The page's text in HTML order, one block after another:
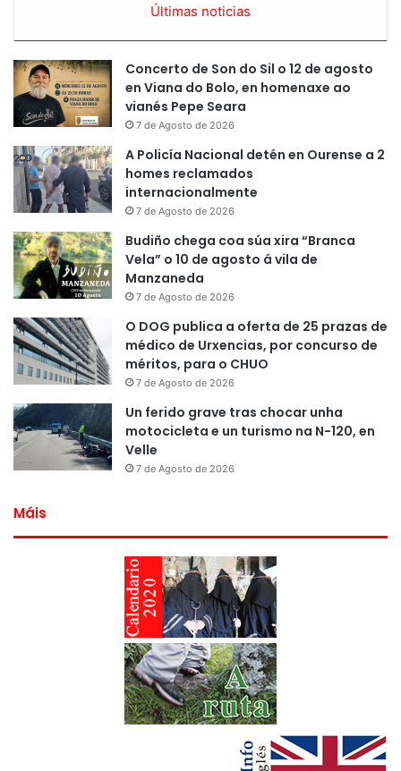
Últimas noticias
Concerto de Son do Sil o 12 de agosto
en Viana do Bolo, en homenaxe ao
vianés Pepe Seara
7 de Agosto de 2026
A Policía Nacional detén en Ourense a 2
homes reclamados
internacionalmente
7 de Agosto de 2026
Budiño chega coa súa xira “Branca
Vela” o 10 de agosto á vila de
Manzaneda
7 de Agosto de 2026
O DOG publica a oferta de 25 prazas de
médico de Urxencias, por concurso de
méritos, para o CHUO
7 de Agosto de 2026
Un ferido grave tras chocar unha
motocicleta e un turismo na N-120, en
Velle
7 de Agosto de 2026
Máis